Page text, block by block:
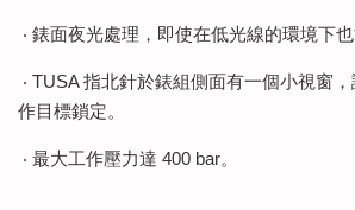
‧ 錶面夜光處理，即使在低光線的環境下也
‧ TUSA 指北針於錶組側面有一個小視窗
作目標鎖定。
‧ 最大工作壓力達 400 bar。